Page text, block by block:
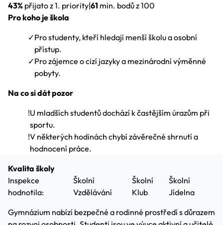
43% přijato z 1. priority|61 min. bodů z 100
Pro koho je škola
✓Pro studenty, kteří hledají menší školu a osobní
přístup.
✓Pro zájemce o cizí jazyky a mezinárodní výměnné
pobyty.
Na co si dát pozor
!U mladších studentů dochází k častějším úrazům při
sportu.
!V některých hodinách chybí závěrečné shrnutí a
hodnocení práce.
Kvalita školy
Inspekce
hodnotila:
Školní
Vzdělávání
Školní
Klub
Školní
Jídelna
Gymnázium nabízí bezpečné a rodinné prostředí s důrazem